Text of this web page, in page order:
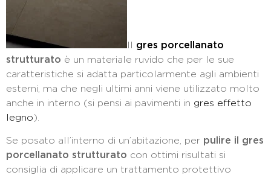
Il gres porcellanato
strutturato è un materiale ruvido che per le sue
caratteristiche si adatta particolarmente agli ambienti
esterni, ma che negli ultimi anni viene utilizzato molto
anche in interno (si pensi ai pavimenti in gres effetto
legno).
Se posato all’interno di un’abitazione, per pulire il gres
porcellanato strutturato con ottimi risultati si
consiglia di applicare un trattamento protettivo